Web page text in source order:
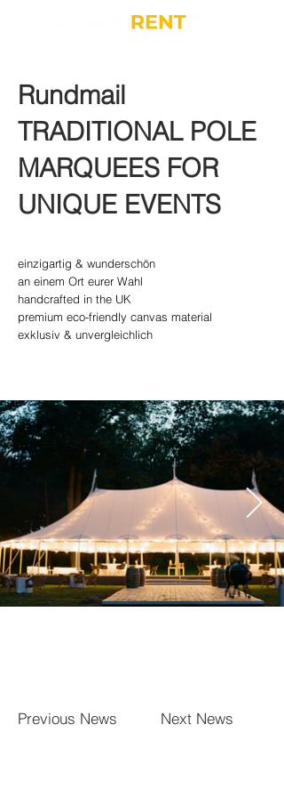
Rundmail
TRADITIONAL POLE
MARQUEES FOR
UNIQUE EVENTS
einzigartig & wunderschön
an einem Ort eurer Wahl
handcrafted in the UK
premium eco-friendly canvas material
exklusiv & unvergleichlich
Previous News Next News